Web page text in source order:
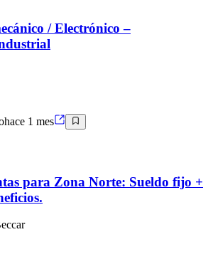
/ Electrónico –
hace 1 mes
para Zona Norte: Sueldo fijo +